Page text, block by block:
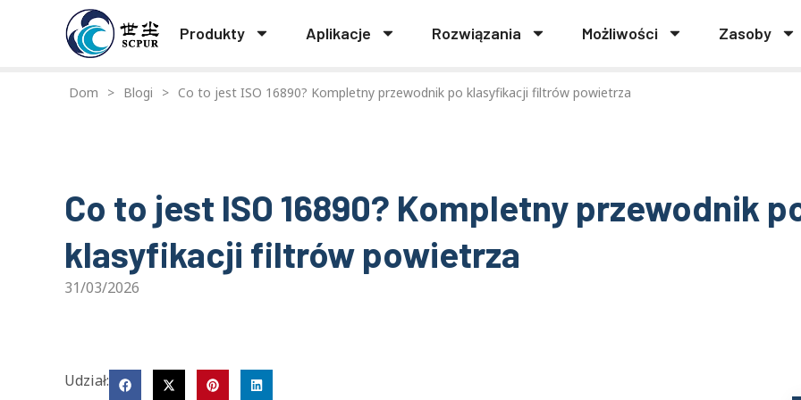
Produkty Aplikacje Rozwiązania Możliwości Zasoby
Dom > Blogi > Co to jest ISO 16890? Kompletny przewodnik po klasyfikacji filtrów powietrza
Co to jest ISO 16890? Kompletny przewodnik
klasyfikacji filtrów powietrza
31/03/2026
Udział: